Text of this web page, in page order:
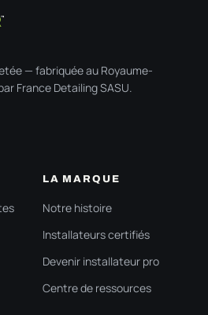
— fabriquée au Royaume-
France Detailing SASU.
LA MARQUE
Notre histoire
Installateurs certifiés
Devenir installateur pro
Centre de ressources